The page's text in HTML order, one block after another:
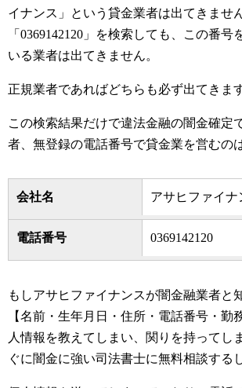
イナンス」という貸金業者は出てきませ
「0369142120」を検索しても、この番号
いる業者は出てきません。
正規業者であればどちらも必ず出てきます
この検索結果だけで違法金融の闇金確定
者、無登録の電話番号で貸金業を営むの
会社名 アサヒファイナ
電話番号 0369142120
もしアサヒファイナンスが闇金融業者と
【名前・生年月日・住所・電話番号・勤
人情報を教えてしまい、関りを持ってし
ぐに闇金に強い司法書士に無料相談する